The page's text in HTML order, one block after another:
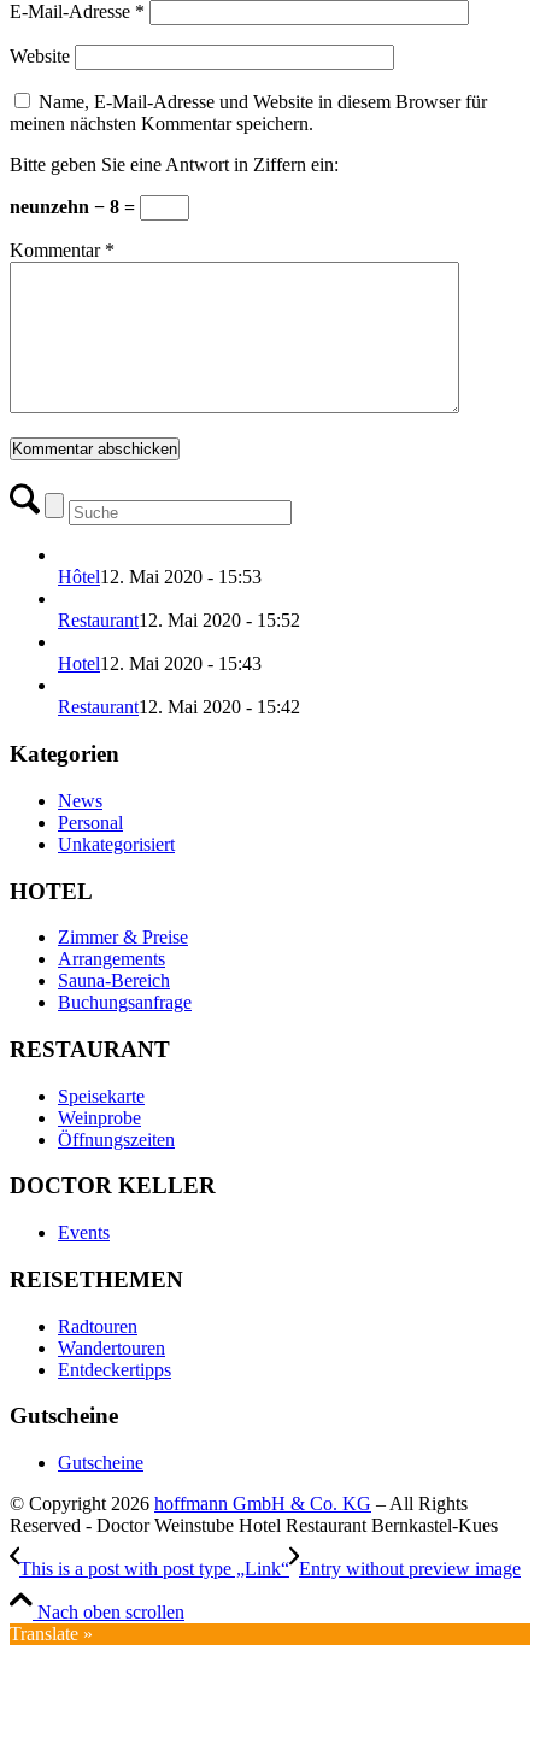
E-Mail-Adresse *
Website
Name, E-Mail-Adresse und Website in diesem Browser für
meinen nächsten Kommentar speichern.
Bitte geben Sie eine Antwort in Ziffern ein:
neunzehn − 8 =
Kommentar *
Hôtel12. Mai 2020 - 15:53
Restaurant12. Mai 2020 - 15:52
Hotel12. Mai 2020 - 15:43
Restaurant12. Mai 2020 - 15:42
Kategorien
News
Personal
Unkategorisiert
HOTEL
Zimmer & Preise
Arrangements
Sauna-Bereich
Buchungsanfrage
RESTAURANT
Speisekarte
Weinprobe
Öffnungszeiten
DOCTOR KELLER
Events
REISETHEMEN
Radtouren
Wandertouren
Entdeckertipps
Gutscheine
Gutscheine
© Copyright 2026 hoffmann GmbH & Co. KG – All Rights
Reserved - Doctor Weinstube Hotel Restaurant Bernkastel-Kues
This is a post with post type „Link“ Entry without preview image
Nach oben scrollen
Translate »